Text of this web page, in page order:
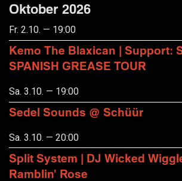
Oktober 2026
Fr. 2.10. — 19:00
Kemo The Blaxican | Support:
SPANISH GREASE TOUR
Sa. 3.10. — 19:00
Sedel Sounds @ Schüür
Sa. 3.10. — 20:00
Split System | DJ Wicked
Ramblin' Rose